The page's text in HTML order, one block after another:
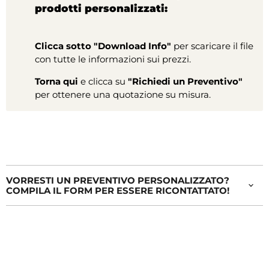
prodotti personalizzati:
Clicca sotto "Download Info" per scaricare il file
con tutte le informazioni sui prezzi.
Torna qui e clicca su "Richiedi un Preventivo"
per ottenere una quotazione su misura.
VORRESTI UN PREVENTIVO PERSONALIZZATO?
COMPILA IL FORM PER ESSERE RICONTATTATO!